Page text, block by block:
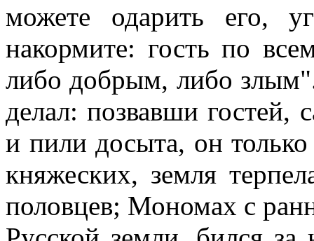
можете одарить его,
накормите: гость по
либо добрым, либо
делал: позвавши
и пили досыта, он
княжеских, земля
половцев; Мономах с